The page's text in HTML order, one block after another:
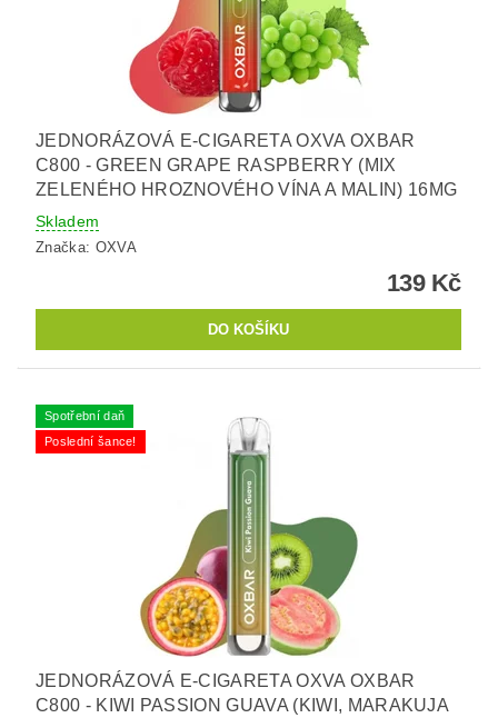
JEDNORÁZOVÁ E-CIGARETA OXVA OXBAR
C800 - GREEN GRAPE RASPBERRY (MIX
ZELENÉHO HROZNOVÉHO VÍNA A MALIN) 16MG
Skladem
Značka: OXVA
139 Kč
Spotřební daň
Poslední šance!
JEDNORÁZOVÁ E-CIGARETA OXVA OXBAR
C800 - KIWI PASSION GUAVA (KIWI, MARAKUJA